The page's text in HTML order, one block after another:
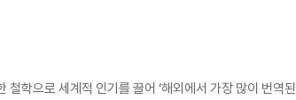
철학으로 세계적 인기를 끌어 ‘해외에서 가장 많이 번역된